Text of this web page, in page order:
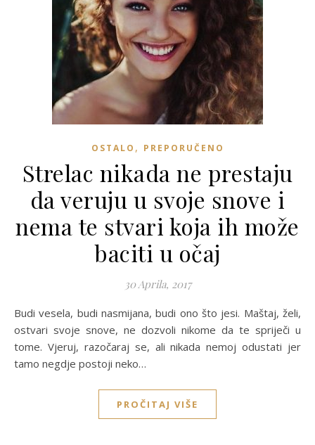
OSTALO , PREPORUČENO
Strelac nikada ne prestaju
da veruju u svoje snove i
nema te stvari koja ih može
baciti u očaj
30 Aprila, 2017
Budi vesela, budi nasmijana, budi ono što jesi. Maštaj, želi,
ostvari svoje snove, ne dozvoli nikome da te spriječi u
tome. Vjeruj, razočaraj se, ali nikada nemoj odustati jer
tamo negdje postoji neko…
PROČITAJ VIŠE